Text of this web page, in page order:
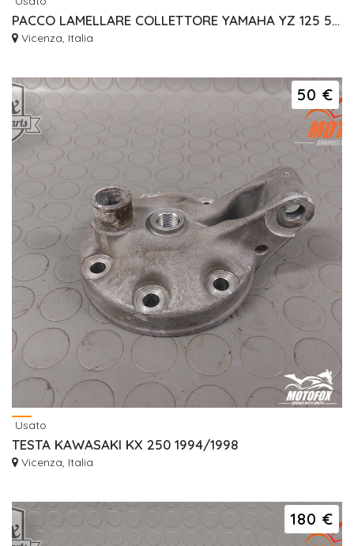
PACCO LAMELLARE COLLETTORE YAMAHA YZ 125 5UN 5MV 4DC
Vicenza, Italia
50 €
Usato
TESTA KAWASAKI KX 250 1994/1998
Vicenza, Italia
180 €